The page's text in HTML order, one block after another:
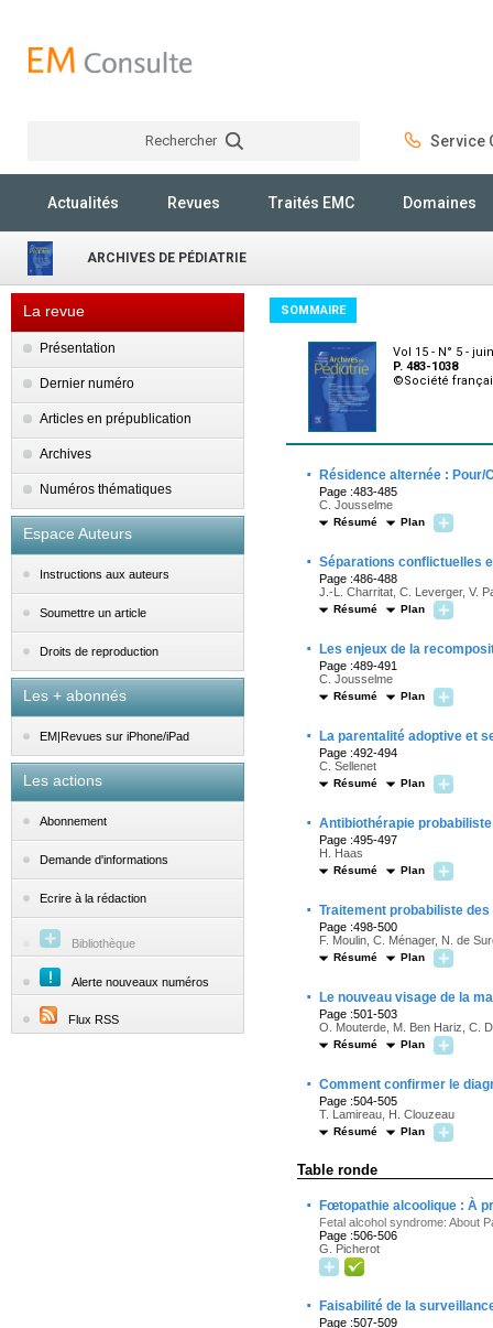
Rechercher Service
Actualités Revues Traités EMC Domaines
ARCHIVES DE PÉDIATRIE
La revue
Présentation
Dernier numéro
Articles en prépublication
Archives
Numéros thématiques
Espace Auteurs
Instructions aux auteurs
Soumettre un article
Droits de reproduction
Les + abonnés
EM|Revues sur iPhone/iPad
Les actions
Abonnement
Demande d'informations
Ecrire à la rédaction
Bibliothèque
Alerte nouveaux numéros
Flux RSS
SOMMAIRE
Vol 15 - N° 5 -
P. 483-1038
©Société
· Résidence alternée : Pour/
Page :483-485
C. Jousselme
Résumé Plan
· Séparations conflictuelles
Page :486-488
J.-L. Charritat, C. Leverger, V.
Résumé Plan
· Les enjeux de la
Page :489-491
C. Jousselme
Résumé Plan
· La parentalité adoptive et
Page :492-494
C. Sellenet
Résumé Plan
· Antibiothérapie
Page :495-497
H. Haas
Résumé Plan
· Traitement probabiliste
Page :498-500
F. Moulin, C. Ménager, N. de
Résumé Plan
· Le nouveau visage de la
Page :501-503
O. Mouterde, M. Ben Hariz, C.
Résumé Plan
· Comment confirmer le
Page :504-505
T. Lamireau, H. Clouzeau
Résumé Plan
Table ronde
· Fœtopathie alcoolique : À
Fetal alcohol syndrome: About
Page :506-506
G. Picherot
· Faisabilité de la
Page :507-509